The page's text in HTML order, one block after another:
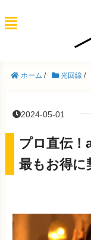
ホーム / 光回線 /
2024-05-01
プロ直伝！
最もお得に